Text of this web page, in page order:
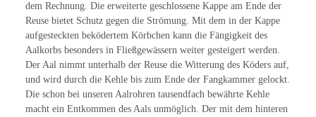
dem Rechnung. Die erweiterte geschlossene Kappe am Ende der
Reuse bietet Schutz gegen die Strömung. Mit dem in der Kappe
aufgesteckten beködertem Körbchen kann die Fängigkeit des
Aalkorbs besonders in Fließgewässern weiter gesteigert werden.
Der Aal nimmt unterhalb der Reuse die Witterung des Köders auf,
und wird durch die Kehle bis zum Ende der Fangkammer gelockt.
Die schon bei unseren Aalrohren tausendfach bewährte Kehle
macht ein Entkommen des Aals unmöglich. Der mit dem hinteren